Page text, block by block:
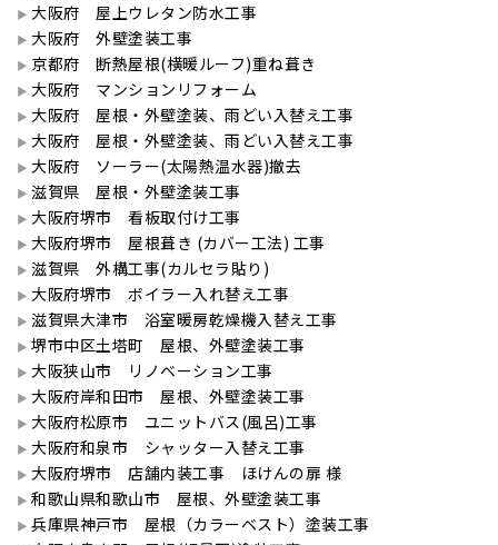
大阪府 屋上ウレタン防水工事
大阪府 外壁塗装工事
京都府 断熱屋根(横暖ルーフ)重ね葺き
大阪府 マンションリフォーム
大阪府 屋根・外壁塗装、雨どい入替え工事
大阪府 屋根・外壁塗装、雨どい入替え工事
大阪府 ソーラー(太陽熱温水器)撤去
滋賀県 屋根・外壁塗装工事
大阪府堺市 看板取付け工事
大阪府堺市 屋根葺き (カバー工法) 工事
滋賀県 外構工事(カルセラ貼り)
大阪府堺市 ボイラー入れ替え工事
滋賀県大津市 浴室暖房乾燥機入替え工事
堺市中区土塔町 屋根、外壁塗装工事
大阪狭山市 リノベーション工事
大阪府岸和田市 屋根、外壁塗装工事
大阪府松原市 ユニットバス(風呂)工事
大阪府和泉市 シャッター入替え工事
大阪府堺市 店舗内装工事 ほけんの扉 様
和歌山県和歌山市 屋根、外壁塗装工事
兵庫県神戸市 屋根（カラーベスト）塗装工事